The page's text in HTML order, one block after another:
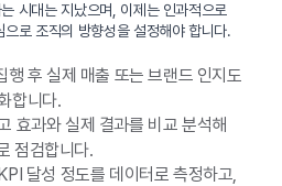
시대는 지났으며, 이제는 인과적으로
로 조직의 방향성을 설정해야 합니다.
행 후 실제 매출 또는 브랜드 인지도
합니다.
효과와 실제 결과를 비교 분석해
점검합니다.
달성 정도를 데이터로 측정하고,